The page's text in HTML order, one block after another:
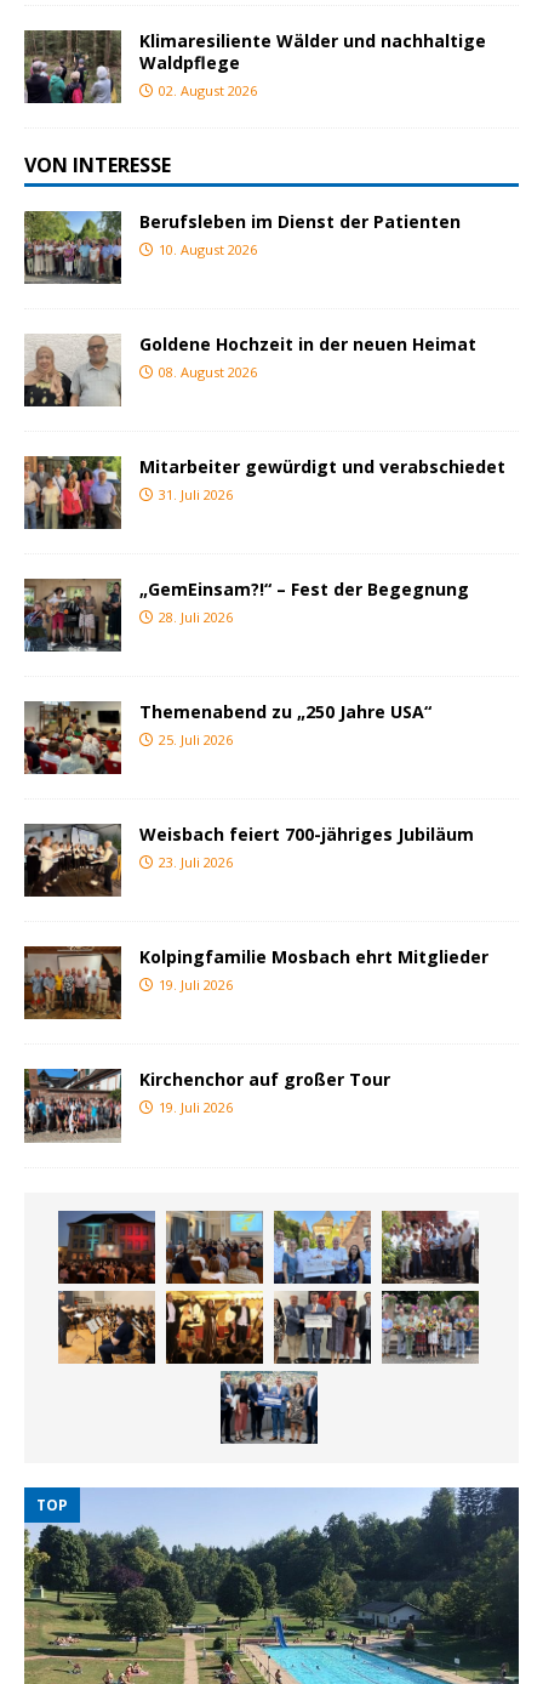
Klimaresiliente Wälder und nachhaltige
Waldpflege
02. August 2026
VON INTERESSE
Berufsleben im Dienst der Patienten
10. August 2026
Goldene Hochzeit in der neuen Heimat
08. August 2026
Mitarbeiter gewürdigt und verabschiedet
31. Juli 2026
„GemEinsam?!“ – Fest der Begegnung
28. Juli 2026
Themenabend zu „250 Jahre USA“
25. Juli 2026
Weisbach feiert 700-jähriges Jubiläum
23. Juli 2026
Kolpingfamilie Mosbach ehrt Mitglieder
19. Juli 2026
Kirchenchor auf großer Tour
19. Juli 2026
TOP